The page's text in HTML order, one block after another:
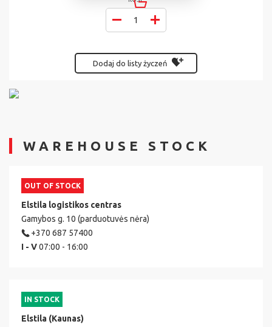
Dodaj do listy życzeń
WAREHOUSE STOCK
OUT OF STOCK
Elstila logistikos centras
Gamybos g. 10 (parduotuvės nėra)
+370 687 57400
I - V07:00 - 16:00
IN STOCK
Elstila (Kaunas)